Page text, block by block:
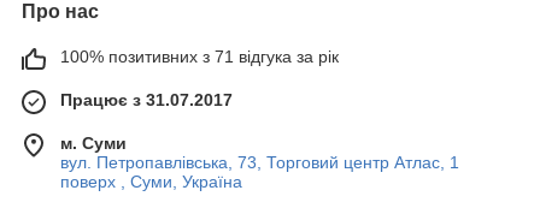
Про нас
100% позитивних з 71 відгука за рік
Працює з 31.07.2017
м. Суми
вул. Петропавлівська, 73, Торговий центр Атлас, 1
поверх , Суми, Україна